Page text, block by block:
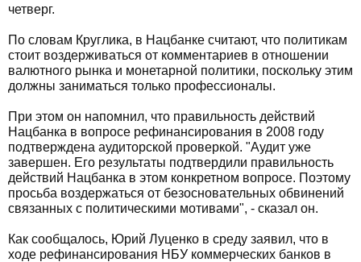
четверг.
По словам Круглика, в Нацбанке считают, что политикам
стоит воздерживаться от комментариев в отношении
валютного рынка и монетарной политики, поскольку этим
должны заниматься только профессионалы.
При этом он напомнил, что правильность действий
Нацбанка в вопросе рефинансирования в 2008 году
подтверждена аудиторской проверкой. "Аудит уже
завершен. Его результаты подтвердили правильность
действий Нацбанка в этом конкретном вопросе. Поэтому
просьба воздержаться от безосновательных обвинений
связанных с политическими мотивами", - сказал он.
Как сообщалось, Юрий Луценко в среду заявил, что в
ходе рефинансирования НБУ коммерческих банков в